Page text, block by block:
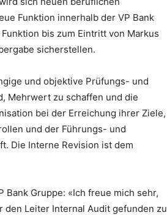
Funktion innerhalb der VP Bank
bis zum Eintritt von Markus
sicherstellen.
und objektive Prüfungs- und
Mehrwert zu schaffen und die
bei der Erreichung ihrer Ziele,
und der Führungs- und
Die Interne Revision ist dem
Bank Gruppe: «Ich freue mich sehr,
Leiter Internal Audit gefunden zu